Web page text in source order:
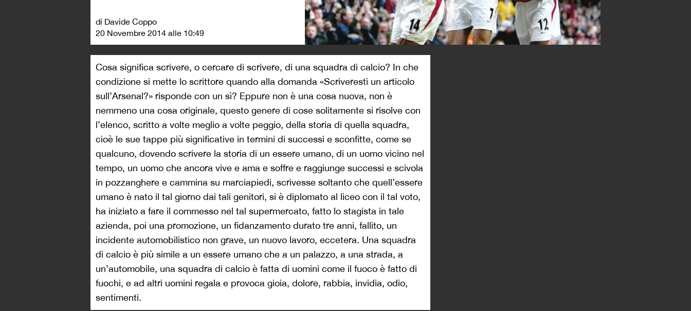
di Davide Coppo
20 Novembre 2014 alle 10:49
Cosa significa scrivere, o cercare di scrivere, di una squadra di calcio? In che
condizione si mette lo scrittore quando alla domanda «Scriveresti un articolo
sull’Arsenal?» risponde con un sì? Eppure non è una cosa nuova, non è
nemmeno una cosa originale, questo genere di cose solitamente si risolve con
l’elenco, scritto a volte meglio a volte peggio, della storia di quella squadra,
cioè le sue tappe più significative in termini di successi e sconfitte, come se
qualcuno, dovendo scrivere la storia di un essere umano, di un uomo vicino nel
tempo, un uomo che ancora vive e ama e soffre e raggiunge successi e scivola
in pozzanghere e cammina su marciapiedi, scrivesse soltanto che quell’essere
umano è nato il tal giorno dai tali genitori, si è diplomato al liceo con il tal voto,
ha iniziato a fare il commesso nel tal supermercato, fatto lo stagista in tale
azienda, poi una promozione, un fidanzamento durato tre anni, fallito, un
incidente automobilistico non grave, un nuovo lavoro, eccetera. Una squadra
di calcio è più simile a un essere umano che a un palazzo, a una strada, a
un’automobile, una squadra di calcio è fatta di uomini come il fuoco è fatto di
fuochi, e ad altri uomini regala e provoca gioia, dolore, rabbia, invidia, odio,
sentimenti.